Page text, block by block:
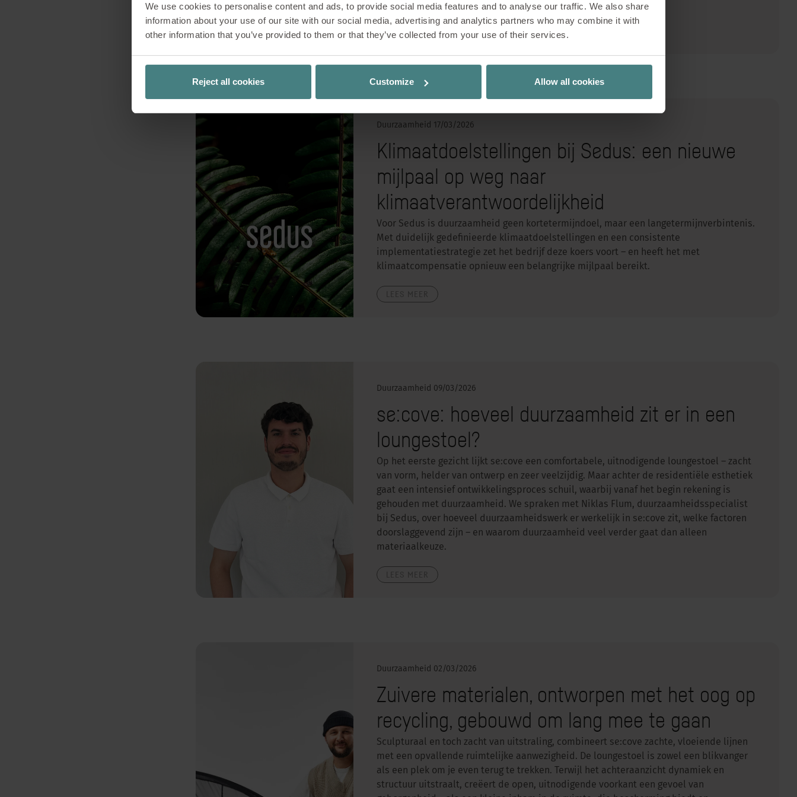
We use cookies to personalise content and ads, to provide social media features and to analyse our traffic. We also share
information about your use of our site with our social media, advertising and analytics partners who may combine it with
other information that you’ve provided to them or that they’ve collected from your use of their services.
Reject all cookies Customize Allow all cookies
we een vooruitblik op aankomende innovaties.
LEES MEER
Duurzaamheid 17/03/2026
Klimaatdoelstellingen bij Sedus: een nieuwe
mijlpaal op weg naar
klimaatverantwoordelijkheid
Voor Sedus is duurzaamheid geen kortetermijndoel, maar een langetermijnverbintenis.
Met duidelijk gedefinieerde klimaatdoelstellingen en een consistente
implementatiestrategie zet het bedrijf deze koers voort – en heeft het met
klimaatcompensatie opnieuw een belangrijke mijlpaal bereikt.
Duurzaamheid 09/03/2026
se:cove: hoeveel duurzaamheid zit er in een
loungestoel?
Op het eerste gezicht lijkt se:cove een comfortabele, uitnodigende loungestoel – zacht
van vorm, helder van ontwerp en zeer veelzijdig. Maar achter de residentiële esthetiek
gaat een intensief ontwikkelingsproces schuil, waarbij vanaf het begin rekening is
gehouden met duurzaamheid. We spraken met Niklas Flum, duurzaamheidsspecialist
bij Sedus, over hoeveel duurzaamheidswerk er werkelijk in se:cove zit, welke factoren
doorslaggevend zijn – en waarom duurzaamheid veel verder gaat dan alleen
materiaalkeuze.
Duurzaamheid 02/03/2026
Zuivere materialen, ontworpen met het oog op
recycling, gebouwd om lang mee te gaan
Sculpturaal en toch zacht van uitstraling, combineert se:cove zachte, vloeiende lijnen
met een opvallende ruimtelijke aanwezigheid. De loungestoel is zowel een blikvanger
als een plek om je even terug te trekken. Terwijl het achteraanzicht dynamiek en
structuur uitstraalt, creëert de open, uitnodigende voorkant een gevoel van